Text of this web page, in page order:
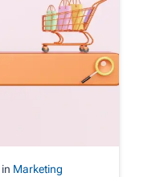
in Marketing